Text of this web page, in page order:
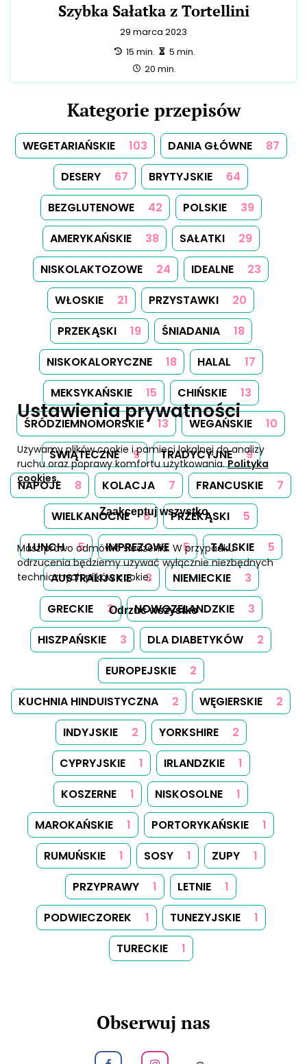
Szybka Sałatka z Tortellini
29 marca 2023
przygotowanie:
15 min. zrobienie:
5 min.
całość:
20 min.
Kategorie przepisów
WEGETARIAŃSKIE 103 DANIA GŁÓWNE
87
DESERY
67 BRYTYJSKIE
64
BEZGLUTENOWE
42 POLSKIE
39
AMERYKAŃSKIE
38 SAŁATKI
29
NISKOLAKTOZOWE
24 IDEALNE
23
WŁOSKIE
21 PRZYSTAWKI
20
PRZEKĄSKI
19 ŚNIADANIA
18
NISKOKALORYCZNE
18 HALAL
17
MEKSYKAŃSKIE
15 CHIŃSKIE
13
ŚRÓDZIEMNOMORSKIE
13 WEGAŃSKIE
10
ŚWIĄTECZNE
9 TRADYCYJNE
9
NAPOJE
8 KOLACJA 7 FRANCUSKIE
7
WIELKANOCNE
6 PRZEKĄSKI
5
LUNCH
5 IMPREZOWE 5 TAJSKIE
5
AUSTRALIJSKIE
3 NIEMIECKIE
3
GRECKIE
3 NOWOZELANDZKIE
3
HISZPAŃSKIE
3 DLA DIABETYKÓW
2
EUROPEJSKIE
2
KUCHNIA HINDUISTYCZNA
2 WĘGIERSKIE
2
INDYJSKIE
2 YORKSHIRE
2
CYPRYJSKIE
1 IRLANDZKIE
1
KOSZERNE
1 NISKOSOLNE
1
MAROKAŃSKIE
1 PORTORYKAŃSKIE
1
RUMUŃSKIE
1 SOSY 1 ZUPY
1
PRZYPRAWY
1 LETNIE
1
PODWIECZOREK
1 TUNEZYJSKIE
1
TURECKIE
1
Obserwuj nas
Ustawienia prywatności
Używamy plików cookie i pamięci lokalnej do analizy
ruchu oraz poprawy komfortu użytkowania.Polityka
cookies.
Zaakceptuj wszystko
Masz prawo odmówić śledzenia. W przypadku
odrzucenia będziemy używać wyłącznie niezbędnych
technicznych plików cookie.
Odrzuć wszystko